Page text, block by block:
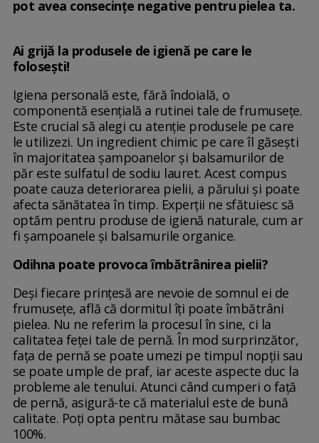
pot avea consecințe negative pentru pielea ta.
Ai grijă la produsele de igienă pe care le
foloseşti!
Igiena personală este, fără îndoială, o
componentă esențială a rutinei tale de frumusețe.
Este crucial să alegi cu atenție produsele pe care
le utilizezi. Un ingredient chimic pe care îl găsești
în majoritatea șampoanelor și balsamurilor de
păr este sulfatul de sodiu lauret. Acest compus
poate cauza deteriorarea pielii, a părului și poate
afecta sănătatea în timp. Experții ne sfătuiesc să
optăm pentru produse de igienă naturale, cum ar
fi șampoanele și balsamurile organice.
Odihna poate provoca îmbătrânirea pielii?
Deşi fiecare prinţesă are nevoie de somnul ei de
frumuseţe, află că dormitul îţi poate îmbătrâni
pielea. Nu ne referim la procesul în sine, ci la
calitatea feţei tale de pernă. În mod surprinzător,
faţa de pernă se poate umezi pe timpul nopţii sau
se poate umple de praf, iar aceste aspecte duc la
probleme ale tenului. Atunci când cumperi o faţă
de pernă, asigură-te că materialul este de bună
calitate. Poţi opta pentru mătase sau bumbac
100%.